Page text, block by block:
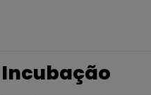
Incubação